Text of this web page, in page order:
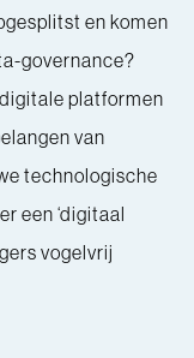
en komen
governance?
platformen
van
technologische
een ‘digitaal
vogelvrij